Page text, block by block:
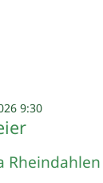
9:30:
Rheindahlen